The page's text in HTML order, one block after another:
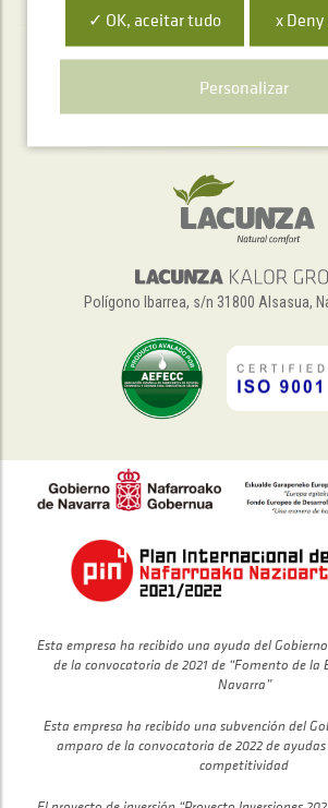
+34 948 563 511
Polígono Ibarrea, s/n 31800 Alsasua,
Esta empresa ha recibido una ayuda del
de la convocatoria de 2021 de “Fomento de la
Navarra”
Esta empresa ha recibido una subvención del
amparo de la convocatoria de 2022 de
competitividad
✓ OK, aceitar tudo x
Personalizar